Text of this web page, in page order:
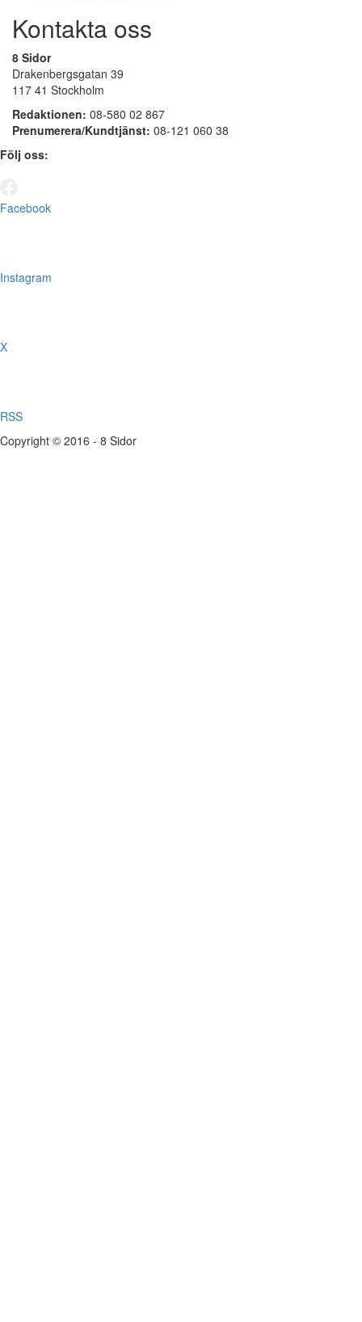
Kontakta oss
8 Sidor
Drakenbergsgatan 39
117 41 Stockholm
Redaktionen: 08-580 02 867
Prenumerera/Kundtjänst: 08-121 060 38
Följ oss:
Facebook
Instagram
X
RSS
Copyright © 2016 - 8 Sidor